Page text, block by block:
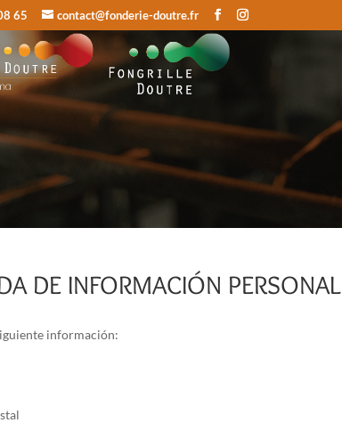
65 contact@fonderie-doutre.fr
DE INFORMACIÓN PERSONAL
información: